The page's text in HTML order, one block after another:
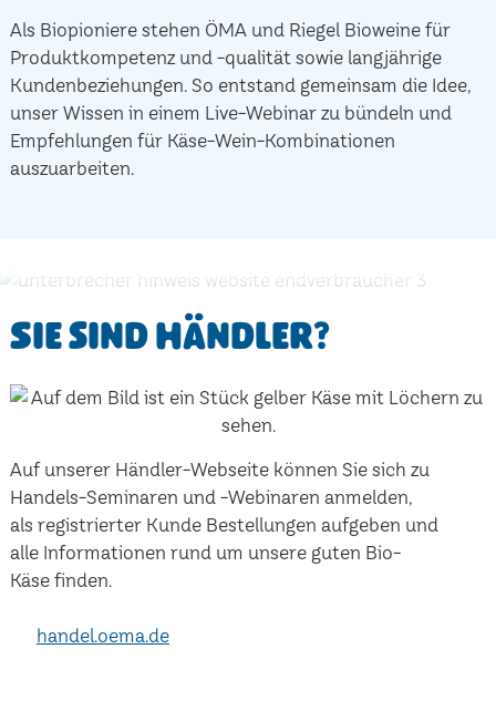
Als Biopioniere stehen ÖMA und Riegel Bioweine für
Produktkompetenz und -qualität sowie langjährige
Kundenbeziehungen. So entstand gemeinsam die Idee,
unser Wissen in einem Live-Webinar zu bündeln und
Empfehlungen für Käse-Wein-Kombinationen
auszuarbeiten.
Sie sind Händler?
Auf unserer Händler-Webseite können Sie sich zu
Handels-Seminaren und -Webinaren anmelden,
als registrierter Kunde Bestellungen aufgeben und
alle Informationen rund um unsere guten Bio-
Käse finden.
handel.oema.de